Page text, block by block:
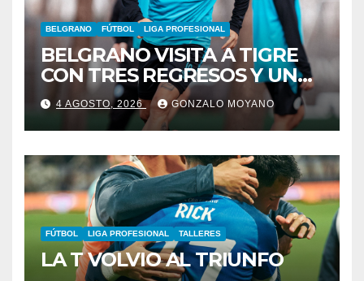
BELGRANO FÚTBOL LIGA PROFESIONAL
BELGRANO VISITA A TIGRE
CON TRES REGRESOS Y UNA
BAJA OBLIGADA
4 AGOSTO, 2026 GONZALO MOYANO
FÚTBOL LIGA PROFESIONAL TALLERES
LA T VOLVIO AL TRIUNFO